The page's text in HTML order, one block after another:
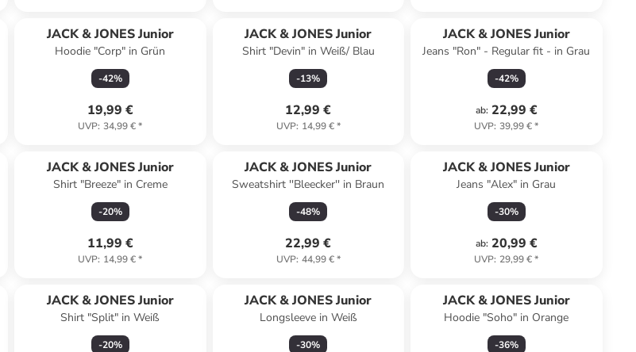
JACK & JONES Junior
Hoodie "Corp" in Grün
-42%
19,99 €
UVP: 34,99 €*
JACK & JONES Junior
Shirt "Devin" in Weiß/ Blau
-13%
12,99 €
UVP: 14,99 €*
JACK & JONES Junior
Jeans "Ron" - Regular fit - in Grau
-42%
ab: 22,99 €
UVP: 39,99 €*
JACK & JONES Junior
Shirt "Breeze" in Creme
-20%
11,99 €
UVP: 14,99 €*
JACK & JONES Junior
Sweatshirt ''Bleecker'' in Braun
-48%
22,99 €
UVP: 44,99 €*
JACK & JONES Junior
Jeans "Alex" in Grau
-30%
ab: 20,99 €
UVP: 29,99 €*
JACK & JONES Junior
Shirt "Split" in Weiß
-20%
JACK & JONES Junior
Longsleeve in Weiß
-30%
JACK & JONES Junior
Hoodie "Soho" in Orange
-36%